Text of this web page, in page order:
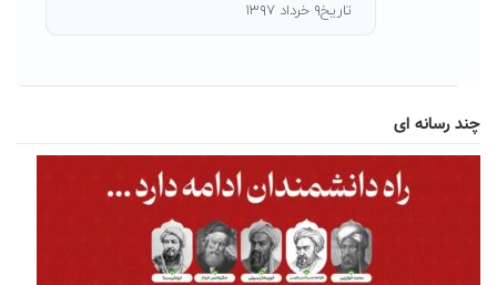
تاریخ۹ خرداد ۱۳۹۷
چند رسانه ای